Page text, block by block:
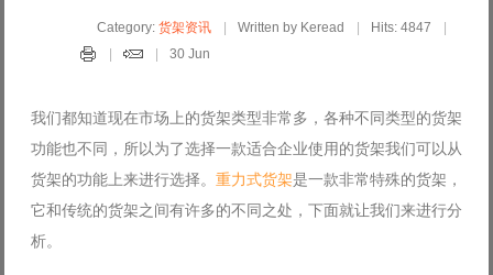
Category:货架资讯 Written by Keread
Hits: 4847
30 Jun
我们都知道现在市场上的货架类型非常多，各种不同类型的货架
功能也不同，所以为了选择一款适合企业使用的货架我们可以从
货架的功能上来进行选择。 重力式货架是一款非常特殊的货架，
它和传统的货架之间有许多的不同之处，下面就让我们来进行分
析。
Remember Me
Log in with Facebook
Forgot your password?
Forgot your username?